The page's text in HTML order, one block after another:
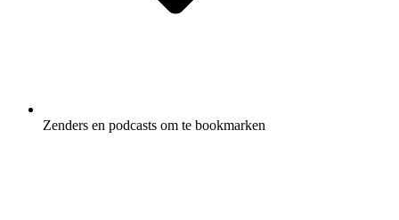
Zenders en podcasts om te bookmarken